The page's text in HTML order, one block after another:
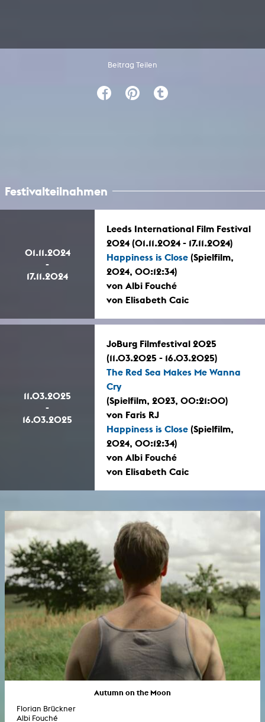
Beitrag Teilen
Festivalteilnahmen
01.11.2024
-
17.11.2024
Leeds International Film Festival
2024 (01.11.2024 - 17.11.2024)
Happiness is Close (Spielfilm,
2024, 00:12:34)
von Albi Fouché
von Elisabeth Caic
11.03.2025
-
16.03.2025
JoBurg Filmfestival 2025
(11.03.2025 - 16.03.2025)
The Red Sea Makes Me Wanna
Cry
(Spielfilm, 2023, 00:21:00)
von Faris RJ
Happiness is Close (Spielfilm,
2024, 00:12:34)
von Albi Fouché
von Elisabeth Caic
Autumn on the Moon
Florian Brückner
Albi Fouché